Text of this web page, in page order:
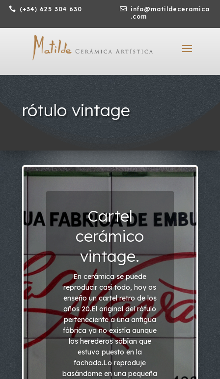
 (+34) 625 304 630 
info@matildeceramica
.com
rótulo vintage
Cartel
cerámico
vintage.
En cerámica se puede
reproducir casi todo, hoy os
enseño un cartel retro de los
años 20.El original del rótulo
perteneciente a una antigua
fábrica ya no existía aunque
los herederos sabían que
estuvo puesto en la
fachada.Lo reproduje
basándome en una pequeña